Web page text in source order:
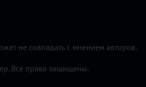
не совпадать с мнением авторов.
Все права защищены.